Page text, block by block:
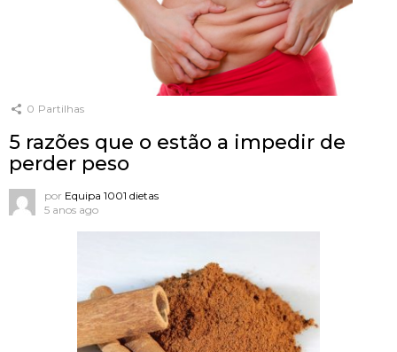
0 Partilhas
5 razões que o estão a impedir de
perder peso
por Equipa 1001 dietas
5 anos ago